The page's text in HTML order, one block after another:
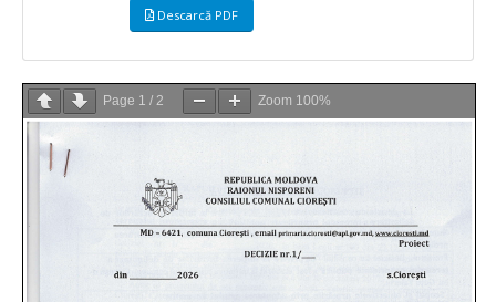
Descarcă PDF
Page 1 / 2 Zoom 100%